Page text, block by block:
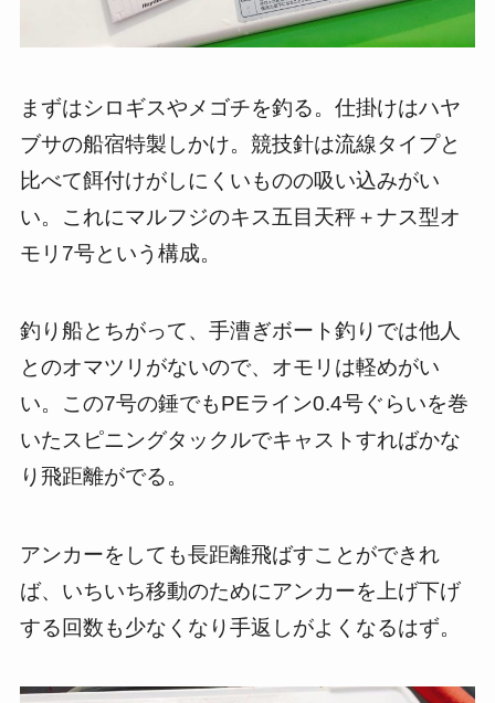
まずはシロギスやメゴチを釣る。仕掛けはハヤ
ブサの船宿特製しかけ。競技針は流線タイプと
比べて餌付けがしにくいものの吸い込みがい
い。これにマルフジのキス五目天秤＋ナス型オ
モリ7号という構成。
釣り船とちがって、手漕ぎボート釣りでは他人
とのオマツリがないので、オモリは軽めがい
い。この7号の錘でもPEライン0.4号ぐらいを巻
いたスピニングタックルでキャストすればかな
り飛距離がでる。
アンカーをしても長距離飛ばすことができれ
ば、いちいち移動のためにアンカーを上げ下げ
する回数も少なくなり手返しがよくなるはず。